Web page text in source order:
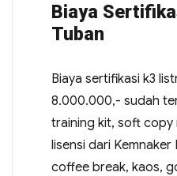
Biaya
Tuban
Biaya sertifikasi k3
8.000.000,- sudah
training kit, soft copy
lisensi dari Kemnaker
coffee break, kaos,